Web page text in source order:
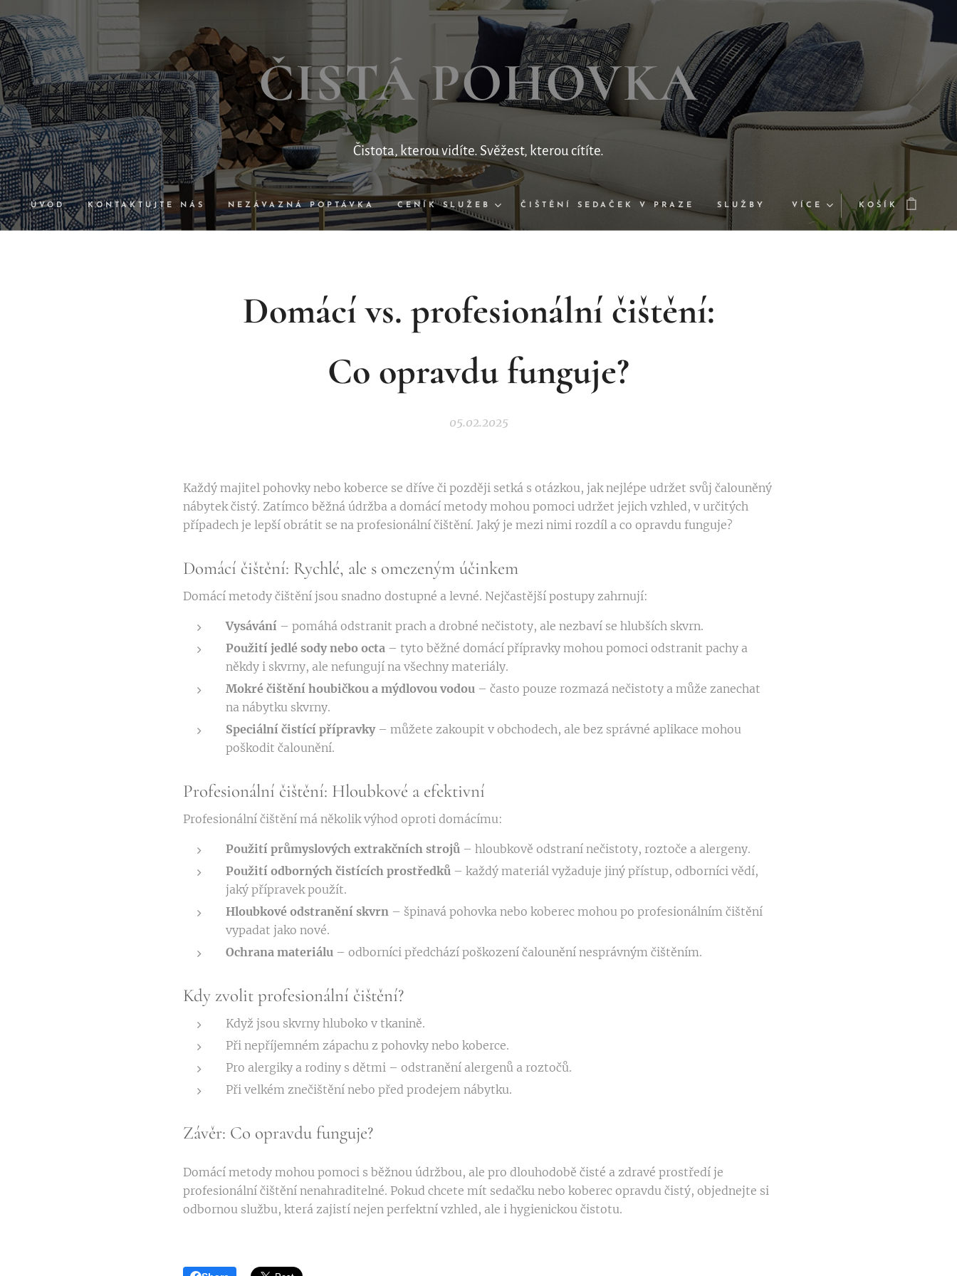
ČISTÁPOHOVKA
Čistota, kterou vidíte. Svěžest, kterou cítíte.
ÚVOD KONTAKTUJTE NÁS NEZÁVAZNÁ POPTÁVKA CENÍK SLUŽEB ČIŠTĚNÍ SEDAČEK V PRAZE SLUŽBY VÍCE KOŠÍK
Domácí vs. profesionální čištění:
Co opravdu funguje?
05.02.2025
Každý majitel pohovky nebo koberce se dříve či později setká s otázkou, jak nejlépe udržet svůj čalouněný
nábytek čistý. Zatímco běžná údržba a domácí metody mohou pomoci udržet jejich vzhled, v určitých
případech je lepší obrátit se na profesionální čištění. Jaký je mezi nimi rozdíl a co opravdu funguje?
Domácí čištění: Rychlé, ale s omezeným účinkem
Domácí metody čištění jsou snadno dostupné a levné. Nejčastější postupy zahrnují:
Vysávání – pomáhá odstranit prach a drobné nečistoty, ale nezbaví se hlubších skvrn.
Použití jedlé sody nebo octa – tyto běžné domácí přípravky mohou pomoci odstranit pachy a
někdy i skvrny, ale nefungují na všechny materiály.
Mokré čištění houbičkou a mýdlovou vodou – často pouze rozmazá nečistoty a může zanechat
na nábytku skvrny.
Speciální čistící přípravky– můžete zakoupit v obchodech, ale bez správné aplikace mohou
poškodit čalounění.
Profesionální čištění: Hloubkové a efektivní
Profesionální čištění má několik výhod oproti domácímu:
Použití průmyslových extrakčních strojů – hloubkově odstraní nečistoty, roztoče a alergeny.
Použití odborných čistících prostředků – každý materiál vyžaduje jiný přístup, odborníci vědí,
jaký přípravek použít.
Hloubkové odstranění skvrn – špinavá pohovka nebo koberec mohou po profesionálním čištění
vypadat jako nové.
Ochrana materiálu – odborníci předchází poškození čalounění nesprávným čištěním.
Kdy zvolit profesionální čištění?
Když jsou skvrny hluboko v tkanině.
Při nepříjemném zápachu z pohovky nebo koberce.
Pro alergiky a rodiny s dětmi – odstranění alergenů a roztočů.
Při velkém znečištění nebo před prodejem nábytku.
Závěr: Co opravdu funguje?
Domácí metody mohou pomoci s běžnou údržbou, ale pro dlouhodobě čisté a zdravé prostředí je
profesionální čištění nenahraditelné. Pokud chcete mít sedačku nebo koberec opravdu čistý, objednejte si
odbornou službu, která zajistí nejen perfektní vzhled, ale i hygienickou čistotu.